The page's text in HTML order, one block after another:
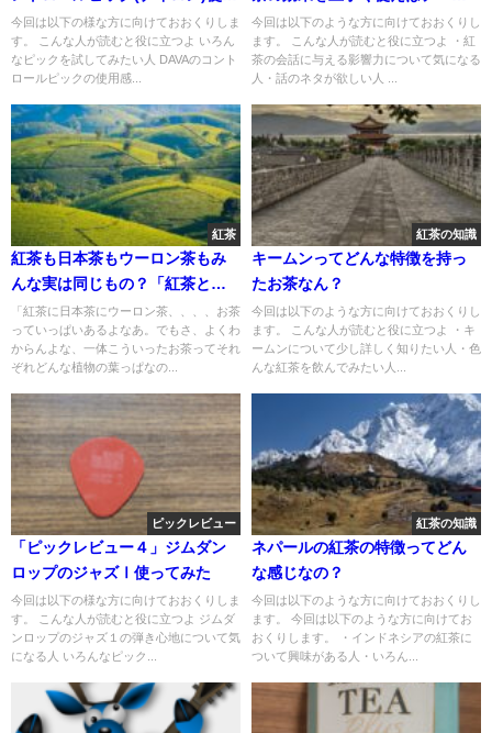
てみた
今回は以下の様な方に向けておおくりしま
す。 こんな人が読むと役に立つよ いろん
なピックを試してみたい人 DAVAのコント
ロールピックの使用感...
も好調？￼
今回は以下のような方に向けておおくりし
ます。 こんな人が読むと役に立つよ ・紅
茶の会話に与える影響力について気になる
人・話のネタが欲しい人 ...
紅茶
紅茶も日本茶もウーロン茶もみ
んな実は同じもの？「紅茶と緑
茶の違い」
「紅茶に日本茶にウーロン茶、、、、お茶
っていっぱいあるよなあ。でもさ、よくわ
からんよな、一体こういったお茶ってそれ
ぞれどんな植物の葉っぱなの...
紅茶の知識
キームンってどんな特徴を持っ
たお茶なん？￼
今回は以下のような方に向けておおくりし
ます。 こんな人が読むと役に立つよ ・キ
ームンについて少し詳しく知りたい人・色
んな紅茶を飲んでみたい人...
ピックレビュー
「ピックレビュー４」ジムダン
ロップのジャズⅠ使ってみた
今回は以下の様な方に向けておおくりしま
す。 こんな人が読むと役に立つよ ジムダ
ンロップのジャズ１の弾き心地について気
になる人 いろんなピック...
紅茶の知識
ネパールの紅茶の特徴ってどん
な感じなの？￼
今回は以下のような方に向けておおくりし
ます。 今回は以下のような方に向けてお
おくりします。 ・インドネシアの紅茶に
ついて興味がある人・いろん...